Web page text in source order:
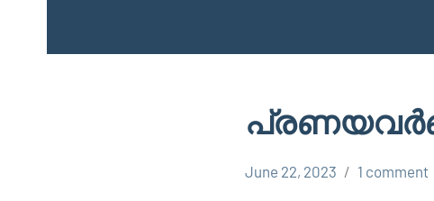
June 22, 2023 1 comment